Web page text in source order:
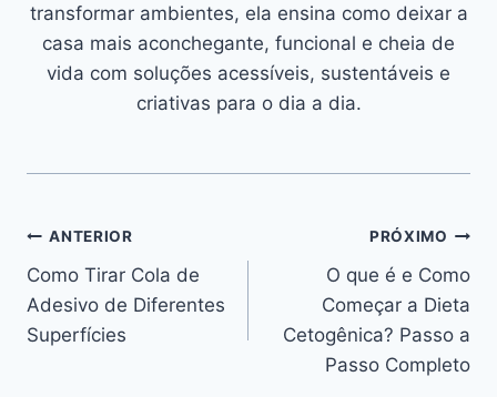
transformar ambientes, ela ensina como deixar a
casa mais aconchegante, funcional e cheia de
vida com soluções acessíveis, sustentáveis e
criativas para o dia a dia.
Navegação
de
Post
ANTERIOR
Como Tirar Cola de
Adesivo de Diferentes
Superfícies
PRÓXIMO
O que é e Como
Começar a Dieta
Cetogênica? Passo a
Passo Completo